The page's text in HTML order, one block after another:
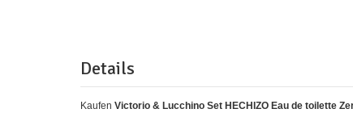
Details
KaufenVictorio & Lucchino Set HECHIZO Eau de toilette